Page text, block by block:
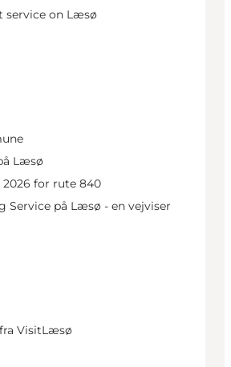
service on Læsø
Læsø
2026 for rute 840
Service på Læsø - en vejviser
VisitLæsø